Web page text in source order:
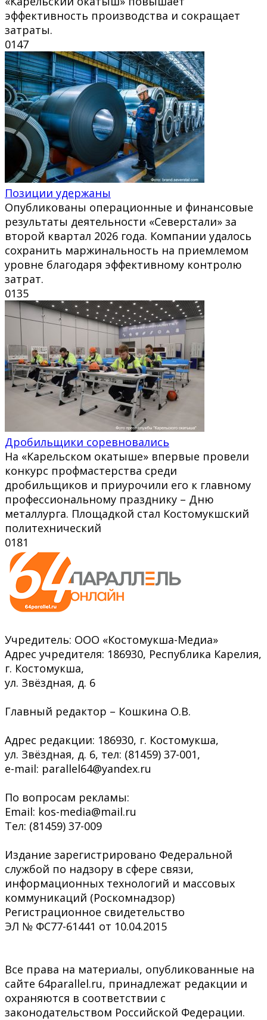
эффективность производства и сокращает
затраты.
0147
Позиции удержаны
Опубликованы операционные и финансовые
результаты деятельности «Северстали» за
второй квартал 2026 года. Компании удалось
сохранить маржинальность на приемлемом
уровне благодаря эффективному контролю
затрат.
0135
Дробильщики соревновались
На «Карельском окатыше» впервые провели
конкурс профмастерства среди
дробильщиков и приурочили его к главному
профессиональному празднику – Дню
металлурга. Площадкой стал Костомукшский
политехнический
0181
Учредитель: ООО «Костомукша-Медиа»
Адрес учредителя: 186930, Республика Карелия,
г. Костомукша,
ул. Звёздная, д. 6
Главный редактор – Кошкина О.В.
Адрес редакции: 186930, г. Костомукша,
ул. Звёздная, д. 6, тел: (81459) 37-001,
e-mail: parallel64@yandex.ru
По вопросам рекламы:
Email: kos-media@mail.ru
Тел: (81459) 37-009
Издание зарегистрировано Федеральной
службой по надзору в сфере связи,
информационных технологий и массовых
коммуникаций (Роскомнадзор)
Регистрационное свидетельство
ЭЛ № ФС77-61441 от 10.04.2015
Все права на материалы, опубликованные на
сайте 64parallel.ru, принадлежат редакции и
охраняются в соответствии с
законодательством Российской Федерации.